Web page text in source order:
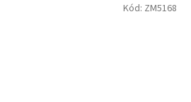
Kód: ZM5168